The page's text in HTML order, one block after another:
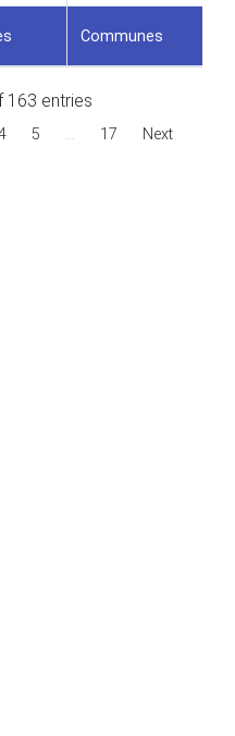
Communes
163 entries
5 … 17 Next